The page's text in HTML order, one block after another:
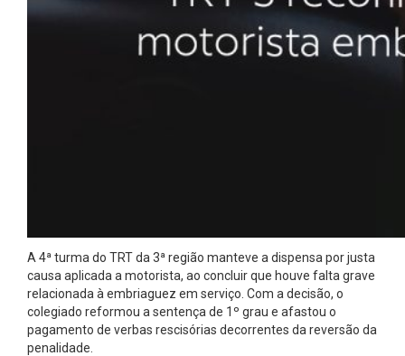
A 4ª turma do TRT da 3ª região manteve a dispensa por justa
causa aplicada a motorista, ao concluir que houve falta grave
relacionada à embriaguez em serviço. Com a decisão, o
colegiado reformou a sentença de 1º grau e afastou o
pagamento de verbas rescisórias decorrentes da reversão da
penalidade.